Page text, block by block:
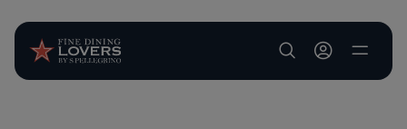
User account